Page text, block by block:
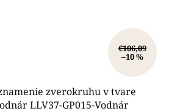
€106,09
–10 %
zverokruhu v tvare
LLV37-GP015-Vodnár